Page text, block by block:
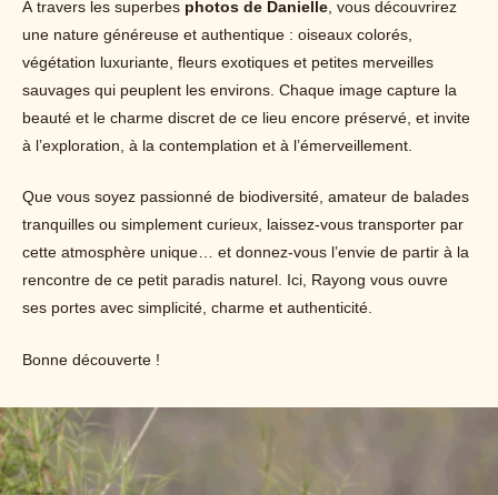
À travers les superbes photos de Danielle , vous découvrirez
une nature généreuse et authentique : oiseaux colorés,
végétation luxuriante, fleurs exotiques et petites merveilles
sauvages qui peuplent les environs. Chaque image capture la
beauté et le charme discret de ce lieu encore préservé, et invite
à l’exploration, à la contemplation et à l’émerveillement.
Que vous soyez passionné de biodiversité, amateur de balades
tranquilles ou simplement curieux, laissez-vous transporter par
cette atmosphère unique… et donnez-vous l’envie de partir à la
rencontre de ce petit paradis naturel. Ici, Rayong vous ouvre
ses portes avec simplicité, charme et authenticité.
Bonne découverte !